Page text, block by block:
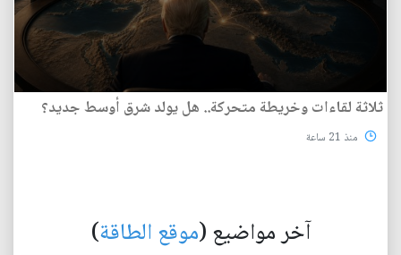
ثلاثة لقاءات وخريطة متحركة.. هل يولد شرق أوسط جديد؟
منذ 21 ساعة
آخر مواضيع (موقع الطاقة)